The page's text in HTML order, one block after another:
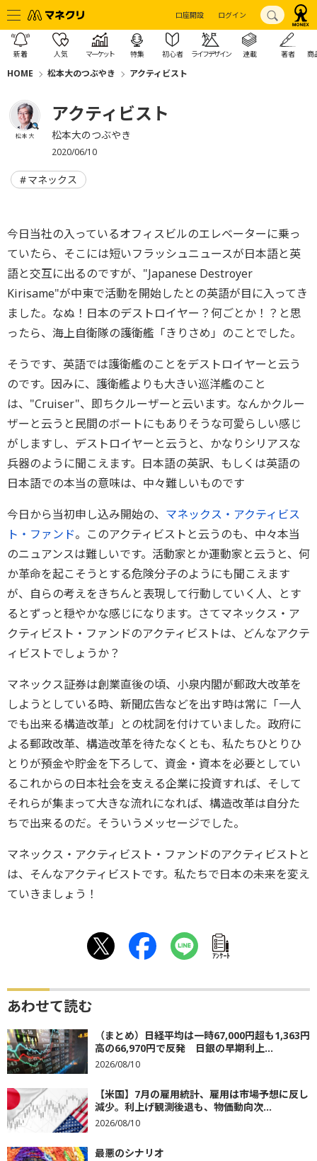
口座開設 ログイン
新着 人気 マーケット 特集 初心者 ライフデザイン 連載 著者 商
HOME 松本大のつぶやき アクティビスト
松本 大
アクティビスト
松本大のつぶやき
2020/06/10
マネックス
今日当社の入っているオフィスビルのエレベーターに乗っ
ていたら、そこには短いフラッシュニュースが日本語と英
語と交互に出るのですが、"Japanese Destroyer
Kirisame"が中東で活動を開始したとの英語が目に入ってき
ました。なぬ！日本のデストロイヤー？何ごとか！？と思
ったら、海上自衛隊の護衛艦「きりさめ」のことでした。
そうです、英語では護衛艦のことをデストロイヤーと云う
のです。因みに、護衛艦よりも大きい巡洋艦のこと
は、"Cruiser"、即ちクルーザーと云います。なんかクルー
ザーと云うと民間のボートにもありそうな可愛らしい感じ
がしますし、デストロイヤーと云うと、かなりシリアスな
兵器のように聞こえます。日本語の英訳、もしくは英語の
日本語での本当の意味は、中々難しいものです
今日から当初申し込み開始の、 マネックス・アクティビス
ト・ファンド。このアクティビストと云うのも、中々本当
のニュアンスは難しいです。活動家とか運動家と云うと、何
か革命を起こそうとする危険分子のようにも聞こえます
が、自らの考えをきちんと表現して行動していく人、とす
るとずっと穏やかな感じになります。さてマネックス・ア
クティビスト・ファンドのアクティビストは、どんなアクテ
ィビストでしょうか？
マネックス証券は創業直後の頃、小泉内閣が郵政大改革を
しようとしている時、新聞広告などを出す時は常に「一人
でも出来る構造改革」との枕詞を付けていました。政府に
よる郵政改革、構造改革を待たなくとも、私たちひとりひ
とりが預金や貯金を下ろして、資金・資本を必要としてい
るこれからの日本社会を支える企業に投資すれば、そして
それらが集まって大きな流れになれば、構造改革は自分た
ちで出来るのだ。そういうメッセージでした。
マネックス・アクティビスト・ファンドのアクティビストと
は、そんなアクティビストです。私たちで日本の未来を変え
ていきましょう！
ｱﾝｹｰﾄ
あわせて読む
（まとめ）日経平均は一時67,000円超も1,363円
高の66,970円で反発 日銀の早期利上...
2026/08/10
【米国】7月の雇用統計、雇用は市場予想に反し
減少。利上げ観測後退も、物価動向次...
2026/08/10
最悪のシナリオ